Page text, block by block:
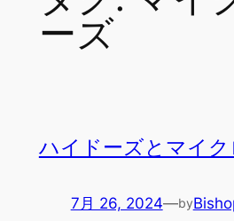
ーズ
ハイドーズとマイ
7月 26, 2024—by